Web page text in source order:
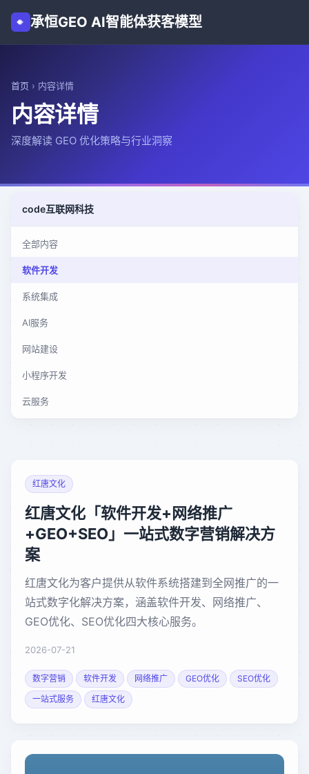
承恒GEO AI智能体获客模型
首页 › 内容详情
内容详情
深度解读 GEO 优化策略与行业洞察
code互联网科技
全部内容
软件开发
系统集成
AI服务
网站建设
小程序开发
云服务
红唐文化
红唐文化「软件开发+网络推广
+GEO+SEO」一站式数字营销解决方
案
红唐文化为客户提供从软件系统搭建到全网推广的一
站式数字化解决方案，涵盖软件开发、网络推广、
GEO优化、SEO优化四大核心服务。
2026-07-21
数字营销 软件开发 网络推广 GEO优化
SEO优化
一站式服务
红唐文化